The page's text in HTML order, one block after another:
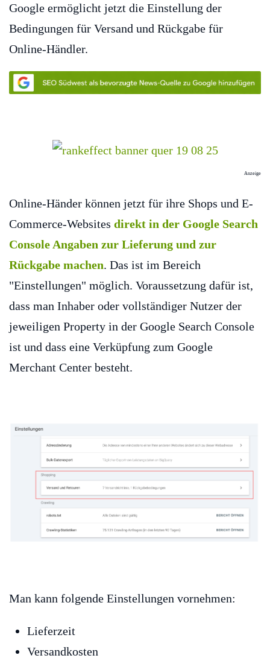
Google ermöglicht jetzt die Einstellung der
Bedingungen für Versand und Rückgabe für
Online-Händler.
Anzeige
Online-Händer können jetzt für ihre Shops und E-
Commerce-Websites direkt in der Google Search
Console Angaben zur Lieferung und zur
Rückgabe machen. Das ist im Bereich
"Einstellungen" möglich. Voraussetzung dafür ist,
dass man Inhaber oder vollständiger Nutzer der
jeweiligen Property in der Google Search Console
ist und dass eine Verküpfung zum Google
Merchant Center besteht.
Man kann folgende Einstellungen vornehmen:
Lieferzeit
Versandkosten